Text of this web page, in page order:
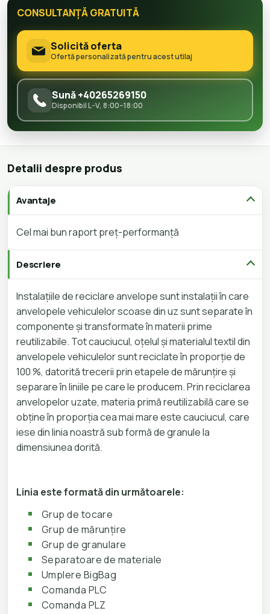
CONSULTANȚĂ GRATUITĂ
Solicită oferta
Ofertă personalizată pentru acest utilaj
Sună +40265269150
Disponibil L–V, 8:00–18:00
Detalii despre produs
Avantaje
Cel mai bun raport preț-performanță
Descriere
Instalațiile de reciclare anvelope sunt instalații în care
anvelopele vehiculelor scoase din uz sunt separate în
componente și transformate în materii prime
reutilizabile. Tot cauciucul, oțelul și materialul textil din
anvelopele vehiculelor sunt reciclate în proporție de
100 %, datorită trecerii prin etapele de mărunțire și
separare în liniile pe care le producem. Prin reciclarea
anvelopelor uzate, materia primă reutilizabilă care se
obține în proporția cea mai mare este cauciucul, care
iese din linia noastră sub formă de granule la
dimensiunea dorită.
Linia este formată din următoarele:
Grup de tocare
Grup de mărunțire
Grup de granulare
Separatoare de materiale
Umplere BigBag
Comanda PLC
Comanda PLZ